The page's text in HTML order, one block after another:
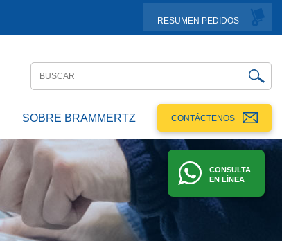
RESUMEN PEDIDOS
SOBRE BRAMMERTZ CONTÁCTENOS
CONSULTA
EN LÍNEA